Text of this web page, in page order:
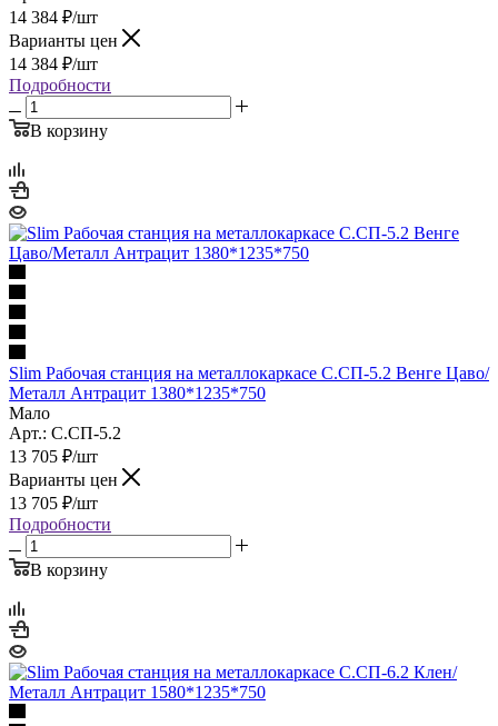
14 384 ₽/шт
Варианты цен
14 384 ₽/шт
Подробности
В корзину
Slim Рабочая станция на металлокаркасе С.СП-5.2 Венге Цаво/
Металл Антрацит 1380*1235*750
Мало
Арт.: С.СП-5.2
13 705 ₽/шт
Варианты цен
13 705 ₽/шт
Подробности
В корзину